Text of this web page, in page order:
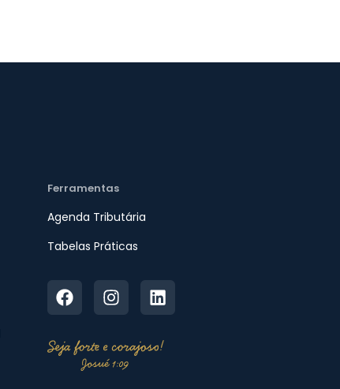
Ferramentas
Agenda Tributária
Tabelas Práticas